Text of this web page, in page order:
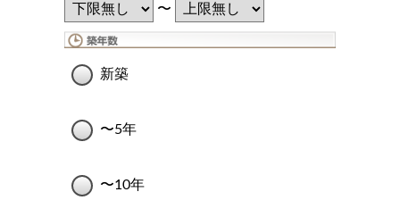
〜
新築
〜5年
〜10年